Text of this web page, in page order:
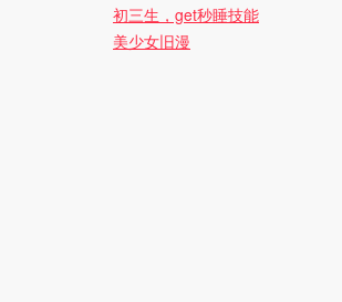
初三生，get秒睡技能
美少女旧漫